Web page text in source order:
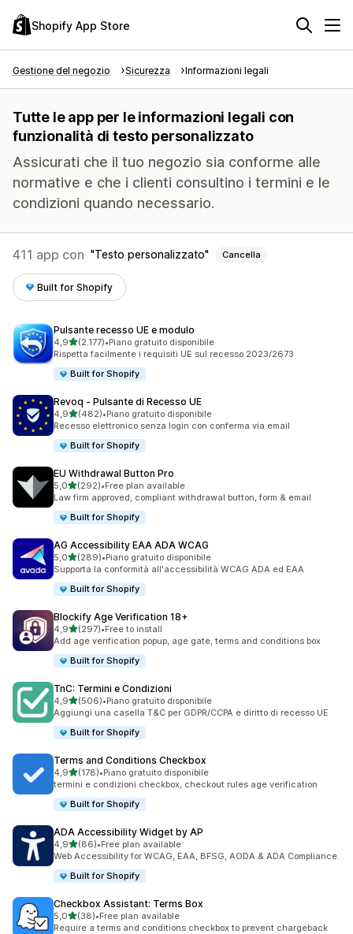
Shopify App Store
Gestione del negozio Sicurezza Informazioni legali
Tutte le app per le informazioni legali con
funzionalità di testo personalizzato
Assicurati che il tuo negozio sia conforme alle
normative e che i clienti consultino i termini e le
condizioni quando necessario.
411 app con Testo personalizzato Cancella
Built for Shopify
Pulsante recesso UE e modulo
4,9stelle su 5
(2.177)
2177 recensioni totali
•Piano gratuito disponibile
Rispetta facilmente i requisiti UE sul recesso 2023/2673
Built for Shopify
Revoq ‑ Pulsante di Recesso UE
4,9stelle su 5
(482)
482 recensioni totali
•Piano gratuito disponibile
Recesso elettronico senza login con conferma via email
Built for Shopify
EU Withdrawal Button Pro
5,0stelle su 5
(292)
292 recensioni totali
•Free plan available
Law firm approved, compliant withdrawal button, form & email
Built for Shopify
AG Accessibility EAA ADA WCAG
5,0stelle su 5
(289)
289 recensioni totali
•Piano gratuito disponibile
Supporta la conformità all'accessibilità WCAG ADA ed EAA
Built for Shopify
Blockify Age Verification 18+
4,9stelle su 5
(297)
297 recensioni totali
•Free to install
Add age verification popup, age gate, terms and conditions box
Built for Shopify
TnC: Termini e Condizioni
4,9stelle su 5
(506)
506 recensioni totali
•Piano gratuito disponibile
Aggiungi una casella T&C per GDPR/CCPA e diritto di recesso UE
Built for Shopify
Terms and Conditions Checkbox
4,9stelle su 5
(178)
178 recensioni totali
•Piano gratuito disponibile
termini e condizioni checkbox, checkout rules age verification
Built for Shopify
ADA Accessibility Widget by AP
4,9stelle su 5
(86)
86 recensioni totali
•Free plan available
Web Accessibility for WCAG, EAA, BFSG, AODA & ADA Compliance.
Built for Shopify
Checkbox Assistant: Terms Box
5,0stelle su 5
(38)
38 recensioni totali
•Free plan available
Require a terms and conditions checkbox to prevent chargeback